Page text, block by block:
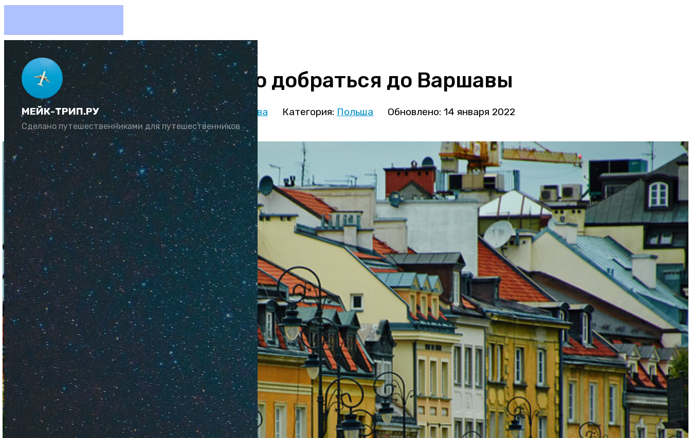
МЕЙК-ТРИП.РУ
Сделано путешественниками для путешественников
Как дешево добраться до Варшавы
Автор: Рената Мукминова Категория: Польша Обновлено: 14 января 2022